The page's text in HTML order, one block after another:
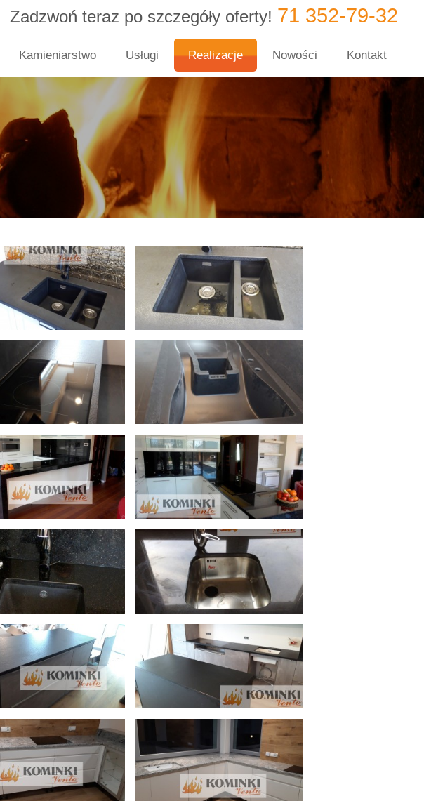
Zadzwoń teraz po szczegóły oferty! 71 352-79-32
Kamieniarstwo Usługi Realizacje Nowości Kontakt